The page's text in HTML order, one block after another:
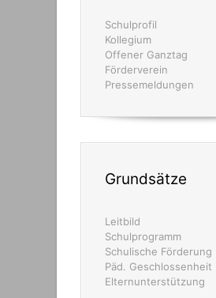
Schulprofil
Kollegium
Offener Ganztag
Förderverein
Pressemeldungen
Grundsätze
Leitbild
Schulprogramm
Schulische Förderung
Päd. Geschlossenheit
Elternunterstützung